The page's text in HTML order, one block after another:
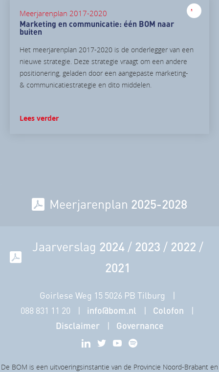
Meerjarenplan 2017-2020
Marketing en communicatie: één BOM naar
buiten
Het meerjarenplan 2017-2020 is de onderlegger van een
nieuwe strategie. Deze strategie vraagt om een andere
positionering, geladen door een aangepaste marketing-
& communicatiestrategie en dito middelen.
Lees verder
Meerjarenplan 2025-2028
Jaarverslag 2024/ 2023 / 2022 /
2021
Goirlese Weg 15 5026 PB Tilburg
088 831 11 20
info@bom.nl
Colofon
Disclaimer
Governance
De BOM is een uitvoeringsinstantie van de Provincie Noord-Brabant en